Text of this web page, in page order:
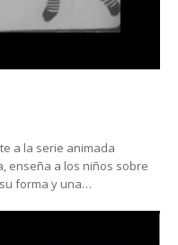
a la serie animada
enseña a los niños sobre
forma y una…